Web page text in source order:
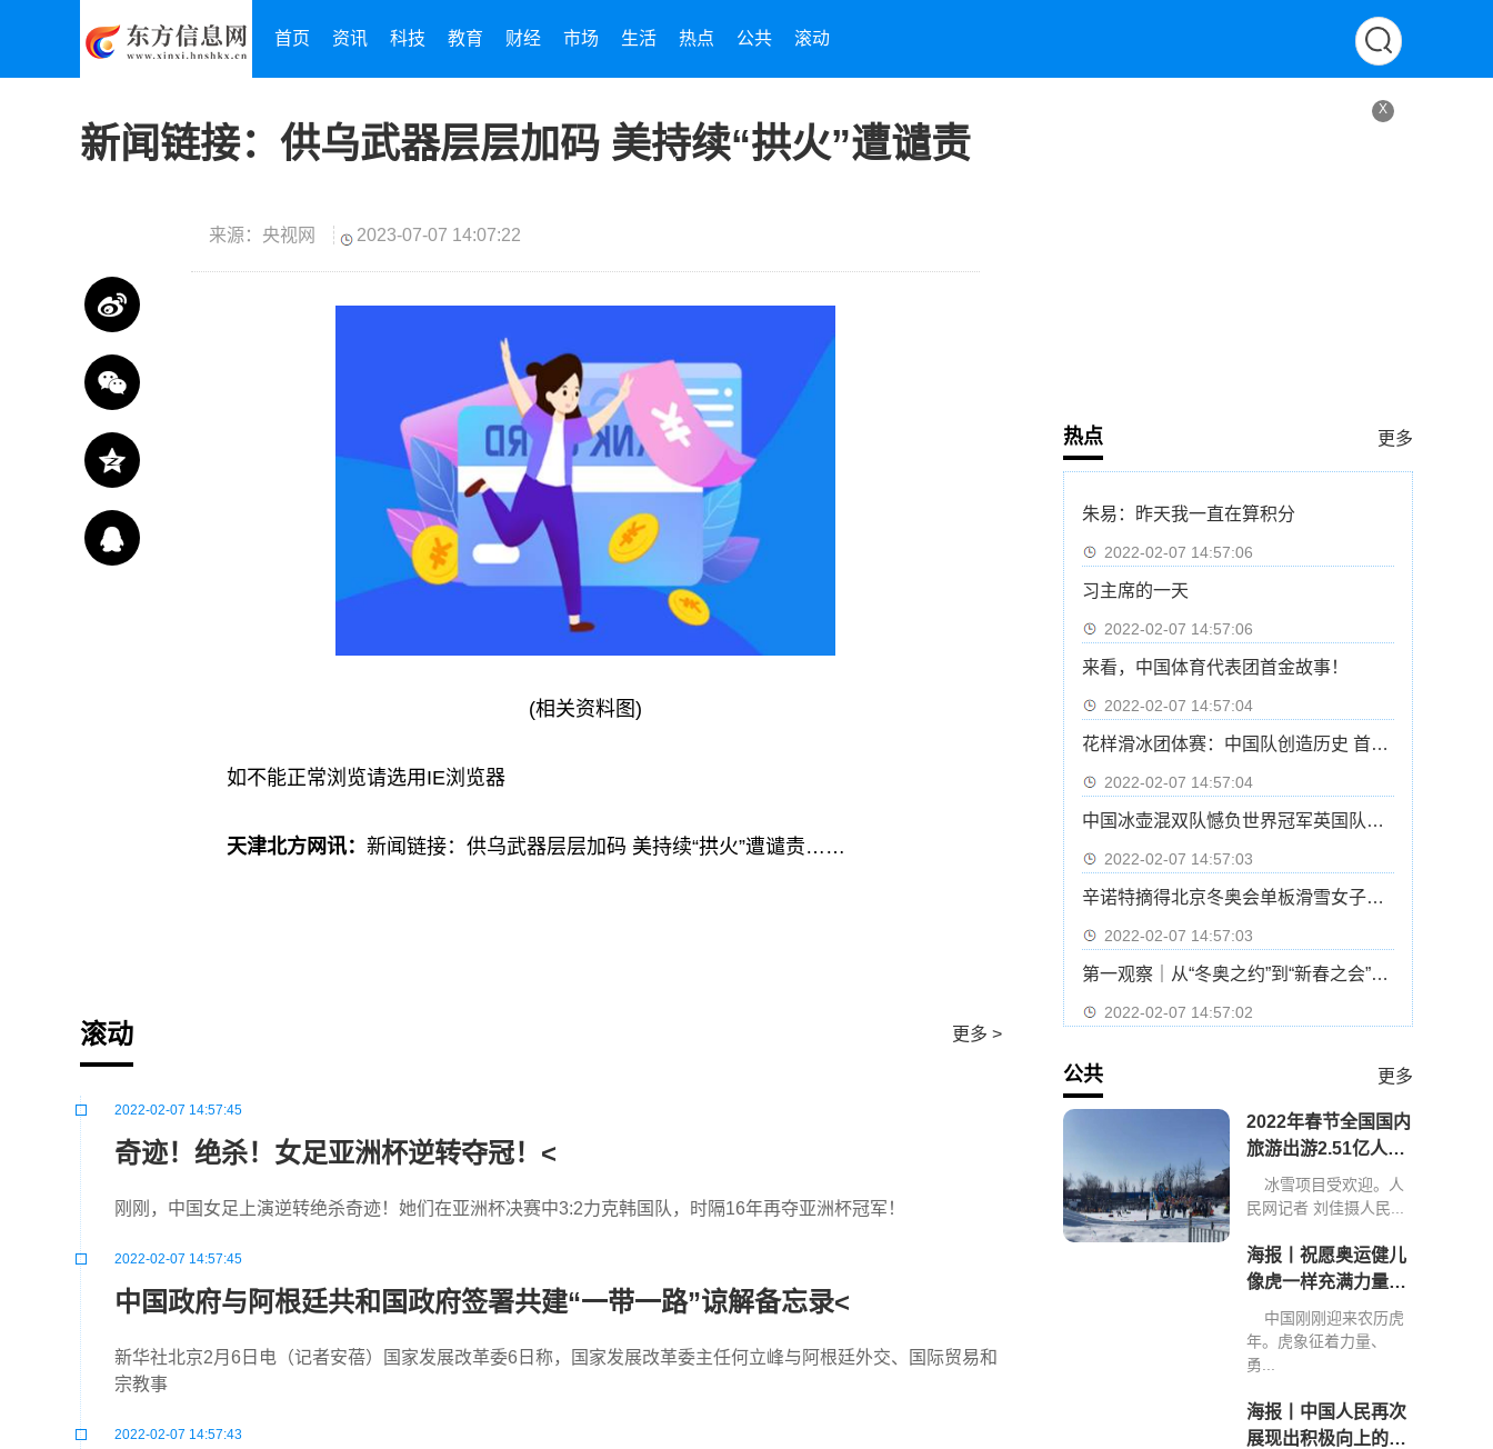
首页 资讯 科技 教育 财经 市场 生活 热点 公共 滚动
新闻链接：供乌武器层层加码 美持续“拱火”遭谴责
来源：央视网 2023-07-07 14:07:22
(相关资料图)
如不能正常浏览请选用IE浏览器
天津北方网讯： 新闻链接：供乌武器层层加码 美持续“拱火”遭谴责……
滚动 更多 >
2022-02-07 14:57:45
奇迹！绝杀！女足亚洲杯逆转夺冠！<
刚刚，中国女足上演逆转绝杀奇迹！她们在亚洲杯决赛中3:2力克韩国队，时隔16年再夺亚洲杯冠军！
2022-02-07 14:57:45
中国政府与阿根廷共和国政府签署共建“一带一路”谅解备忘录<
新华社北京2月6日电（记者安蓓）国家发展改革委6日称，国家发展改革委主任何立峰与阿根廷外交、国际贸易和
宗教事
2022-02-07 14:57:43
X
热点 更多
朱易：昨天我一直在算积分
2022-02-07 14:57:06
习主席的一天
2022-02-07 14:57:06
来看，中国体育代表团首金故事！
2022-02-07 14:57:04
花样滑冰团体赛：中国队创造历史 首次晋级自由滑
2022-02-07 14:57:04
中国冰壶混双队憾负世界冠军英国队基本无缘四强
2022-02-07 14:57:03
辛诺特摘得北京冬奥会单板滑雪女子坡面障碍技巧冠军
2022-02-07 14:57:03
第一观察｜从“冬奥之约”到“新春之会”：中俄元首会晤的三重意涵
2022-02-07 14:57:02
公共 更多
2022年春节全国国内
旅游出游2.51亿人次
旅游收入2891.98亿
元
冰雪项目受欢迎。人
民网记者 刘佳摄人民...
海报丨祝愿奥运健儿
像虎一样充满力量、
创造佳绩
中国刚刚迎来农历虎
年。虎象征着力量、
勇...
海报丨中国人民再次
展现出积极向上的精